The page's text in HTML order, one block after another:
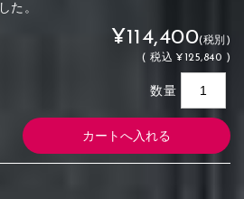
た。
¥114,400(税別)
(税込 ¥125,840 )
数量